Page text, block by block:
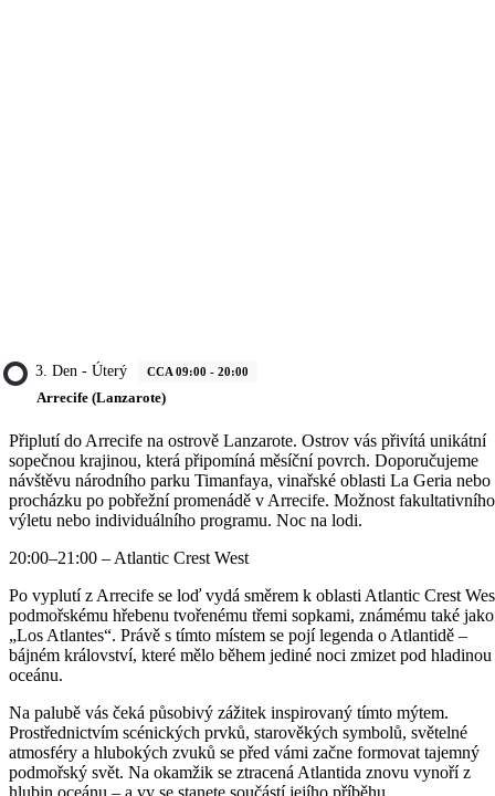
3. Den - Úterý CCA 09:00 - 20:00
Arrecife (Lanzarote)
Připlutí do Arrecife na ostrově Lanzarote. Ostrov vás přivítá unikátní
sopečnou krajinou, která připomíná měsíční povrch. Doporučujeme
návštěvu národního parku Timanfaya, vinařské oblasti La Geria nebo
procházku po pobřežní promenádě v Arrecife. Možnost fakultativního
výletu nebo individuálního programu. Noc na lodi.
20:00–21:00 – Atlantic Crest West
Po vyplutí z Arrecife se loď vydá směrem k oblasti Atlantic Crest
podmořskému hřebenu tvořenému třemi sopkami, známému také jako
„Los Atlantes“. Právě s tímto místem se pojí legenda o Atlantidě –
bájném království, které mělo během jediné noci zmizet pod hladinou
oceánu.
Na palubě vás čeká působivý zážitek inspirovaný tímto mýtem.
Prostřednictvím scénických prvků, starověkých symbolů, světelné
atmosféry a hlubokých zvuků se před vámi začne formovat tajemný
podmořský svět. Na okamžik se ztracená Atlantida znovu vynoří z